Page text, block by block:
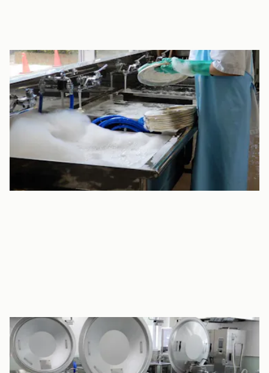
自園調理の給食
給食とおやつは、調理師が自園で毎日手作りしています。お米
は、農薬の使用をできる限り抑えた特別栽培米”「幸せこまち」を
使い、その他の食材も「Oisix（オイシックス）」から仕入れた、
新鮮かつ旬のものを使用しています。さらに、すべてグルテンフ
リーの献立です。
給食用のエプロン・口拭きタオルの持参不要
給食時に使用するエプロンや、口を拭くタオルは園で清潔なもの
を準備します。